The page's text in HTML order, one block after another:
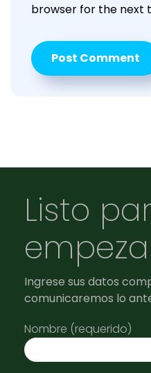
browser for the next
Listo
Ingrese sus datos
comunicaremos lo
Nombre (requerido)